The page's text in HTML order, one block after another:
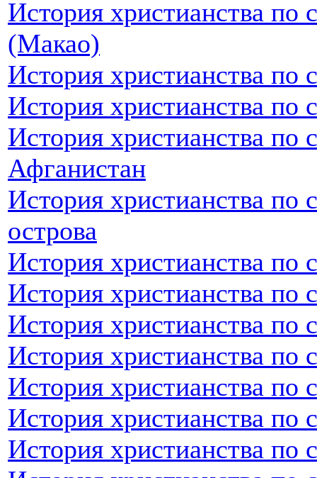
История христианства
(Макао)
История христианства
История христианства по
История христианства по
Афганистан
История христианства по
острова
История христианства по
История христианства по
История христианства по
История христианства по
История христианства по
История христианства по
История христианства по